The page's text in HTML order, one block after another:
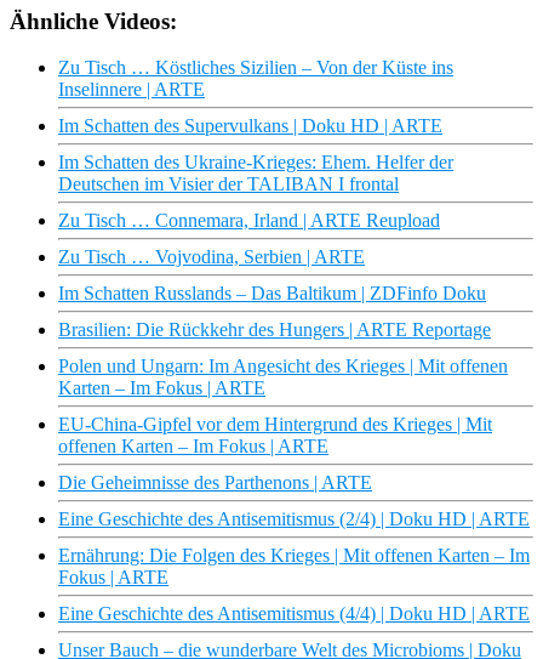
Ähnliche Videos:
Zu Tisch … Köstliches Sizilien – Von der Küste ins
Inselinnere | ARTE
Im Schatten des Supervulkans | Doku HD | ARTE
Im Schatten des Ukraine-Krieges: Ehem. Helfer der
Deutschen im Visier der TALIBAN I frontal
Zu Tisch … Connemara, Irland | ARTE Reupload
Zu Tisch … Vojvodina, Serbien | ARTE
Im Schatten Russlands – Das Baltikum | ZDFinfo Doku
Brasilien: Die Rückkehr des Hungers | ARTE Reportage
Polen und Ungarn: Im Angesicht des Krieges | Mit offenen
Karten – Im Fokus | ARTE
EU-China-Gipfel vor dem Hintergrund des Krieges | Mit
offenen Karten – Im Fokus | ARTE
Die Geheimnisse des Parthenons | ARTE
Eine Geschichte des Antisemitismus (2/4) | Doku HD | ARTE
Ernährung: Die Folgen des Krieges | Mit offenen Karten – Im
Fokus | ARTE
Eine Geschichte des Antisemitismus (4/4) | Doku HD | ARTE
Unser Bauch – die wunderbare Welt des Microbioms | Doku